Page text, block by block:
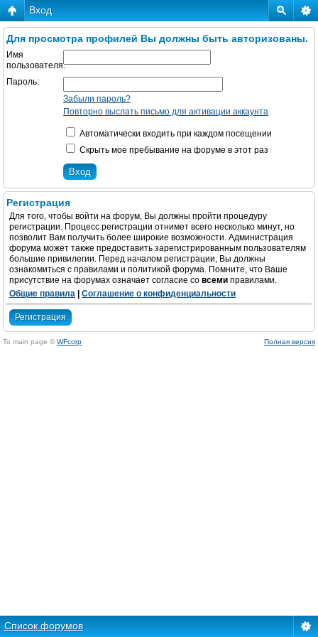
Вход
Для просмотра профилей Вы должны быть авторизованы.
Имя
пользователя:
Пароль:
Забыли пароль?
Повторно выслать письмо для активации аккаунта
Автоматически входить при каждом посещении
Скрыть мое пребывание на форуме в этот раз
Регистрация
Для того, чтобы войти на форум, Вы должны пройти процедуру
регистрации. Процесс регистрации отнимет всего несколько минут, но
позволит Вам получить более широкие возможности. Администрация
форума может также предоставить зарегистрированным пользователям
большие привилегии. Перед началом регистрации, Вы должны
ознакомиться с правилами и политикой форума. Помните, что Ваше
присутствие на форумах означает согласие со всеми правилами.
Общие правила
Соглашение о конфиденциальности
Регистрация
To main page © WFcorp Полная версия
Список форумов